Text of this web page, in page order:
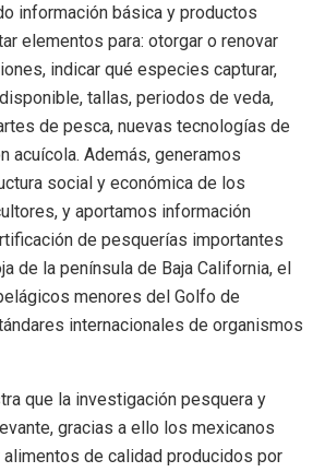
información básica y productos
elementos para: otorgar o renovar
indicar qué especies capturar,
tallas, periodos de veda,
de pesca, nuevas tecnologías de
acuícola. Además, generamos
social y económica de los
y aportamos información
de pesquerías importantes
de la península de Baja California, el
menores del Golfo de
internacionales de organismos
que la investigación pesquera y
gracias a ello los mexicanos
de calidad producidos por